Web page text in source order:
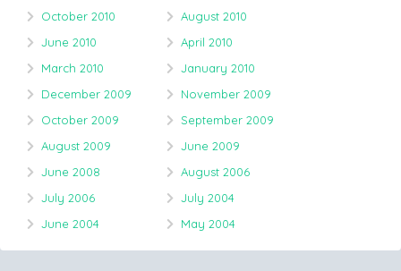
October 2010
August 2010
June 2010
April 2010
March 2010
January 2010
December 2009
November 2009
October 2009
September 2009
August 2009
June 2009
June 2008
August 2006
July 2006
July 2004
June 2004
May 2004